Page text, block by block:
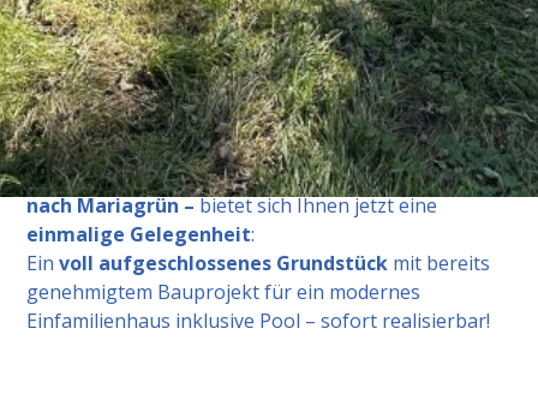
Ruhelage, eingebettet zwischen stilvollen Villen, mit
perfekter Anbindung und dem gewissen Etwas?
Oder sind Sie auf der Suche nach einer
wertbeständigen Investitionin einer der
begehrtesten Lagen von Graz?
In der Ziernfeldgasse – am Übergang von Geidorf
nach Mariagrün –bietet sich Ihnen jetzt eine
einmalige Gelegenheit:
Einvoll aufgeschlossenes Grundstück mit bereits
genehmigtem Bauprojekt für ein modernes
Einfamilienhaus inklusive Pool – sofort realisierbar!